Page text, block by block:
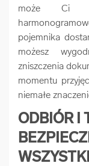
może Ci
pojemnika
możesz
zniszczenia
momentu
niemałe
ODBIÓR I